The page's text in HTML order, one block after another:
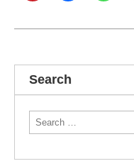
Search
Search
for: